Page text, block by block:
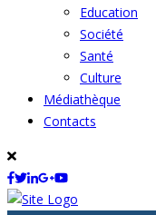
Education
Société
Santé
Culture
Médiathèque
Contacts